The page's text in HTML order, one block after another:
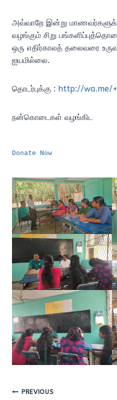
அவ்வாறே இன்று
வழங்கும் சிறு
ஒரு எதிர்காலத் தலைவரை
ஐயமில்லை.
தொடர்புக்கு : http://wa.me/
நன்கொடைகள் வழங்கிட
Donate Now
Post
PREVIOUS